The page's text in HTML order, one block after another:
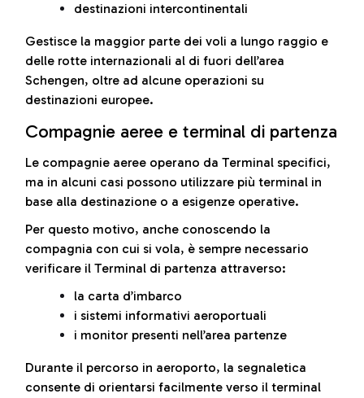
destinazioni intercontinentali
Gestisce la maggior parte dei voli a lungo raggio e
delle rotte internazionali al di fuori dell’area
Schengen, oltre ad alcune operazioni su
destinazioni europee.
Compagnie aeree e terminal di partenza
Le compagnie aeree operano da Terminal specifici,
ma in alcuni casi possono utilizzare più terminal in
base alla destinazione o a esigenze operative.
Per questo motivo, anche conoscendo la
compagnia con cui si vola, è sempre necessario
verificare il Terminal di partenza attraverso:
la carta d’imbarco
i sistemi informativi aeroportuali
i monitor presenti nell’area partenze
Durante il percorso in aeroporto, la segnaletica
consente di orientarsi facilmente verso il terminal